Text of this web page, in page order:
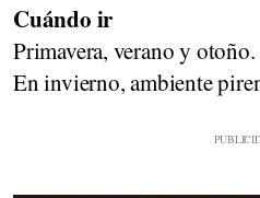
Cuándo ir
Primavera, verano y otoño.
En invierno, ambiente